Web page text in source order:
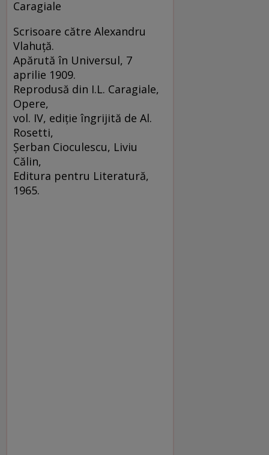
Caragiale
Scrisoare către Alexandru
Vlahuţă.
Apărută în Universul, 7
aprilie 1909.
Reprodusă din I.L. Caragiale,
Opere,
vol. IV, ediţie îngrijită de Al.
Rosetti,
Şerban Cioculescu, Liviu
Călin,
Editura pentru Literatură,
1965.